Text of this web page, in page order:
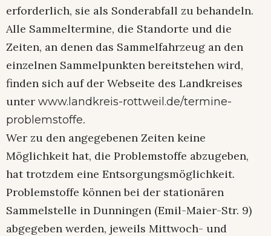
erforderlich, sie als Sonderabfall zu behandeln.
Alle Sammeltermine, die Standorte und die
Zeiten, an denen das Sammelfahrzeug an den
einzelnen Sammelpunkten bereitstehen wird,
finden sich auf der Webseite des Landkreises
unter www.landkreis-rottweil.de/termine-
problemstoffe.
Wer zu den angegebenen Zeiten keine
Möglichkeit hat, die Problemstoffe abzugeben,
hat trotzdem eine Entsorgungsmöglichkeit.
Problemstoffe können bei der stationären
Sammelstelle in Dunningen (Emil-Maier-Str. 9)
abgegeben werden, jeweils Mittwoch- und